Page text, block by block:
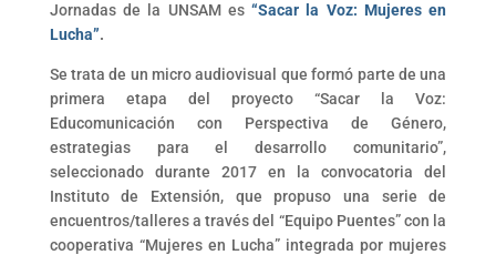
Jornadas de la UNSAM es“Sacar la Voz: Mujeres en
Lucha”.
Se trata de un micro audiovisual que formó parte de una
primera etapa del proyecto “Sacar la Voz:
Educomunicación con Perspectiva de Género,
estrategias para el desarrollo comunitario”,
seleccionado durante 2017 en la convocatoria del
Instituto de Extensión, que propuso una serie de
encuentros/talleres a través del “Equipo Puentes” con la
cooperativa “Mujeres en Lucha” integrada por mujeres